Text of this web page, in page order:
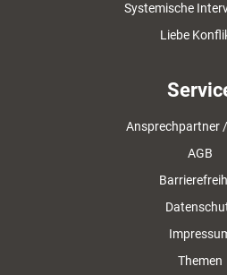
Systemische
Liebe
Ansprechpartner
AGB
Themen